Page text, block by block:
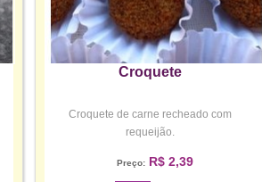
Croquete
Croquete de carne recheado com
requeijão.
Preço: R$ 2,39